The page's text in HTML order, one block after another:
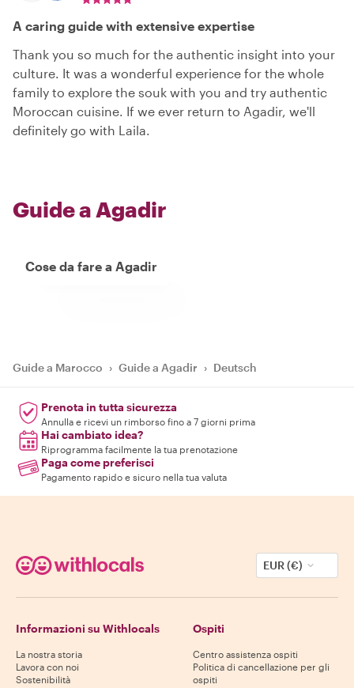
A caring guide with extensive expertise
Thank you so much for the authentic insight into your
culture. It was a wonderful experience for the whole
family to explore the souk with you and try authentic
Moroccan cuisine. If we ever return to Agadir, we'll
definitely go with Laila.
Guide a Agadir
Cose da fare a Agadir
Guide a Marocco › Guide a Agadir › Deutsch
Prenota in tutta sicurezza
Annulla e ricevi un rimborso fino a 7 giorni prima
Hai cambiato idea?
Riprogramma facilmente la tua prenotazione
Paga come preferisci
Pagamento rapido e sicuro nella tua valuta
EUR (€)
Informazioni su Withlocals
La nostra storia
Lavora con noi
Sostenibilità
Ospiti
Centro assistenza ospiti
Politica di cancellazione per gli
ospiti